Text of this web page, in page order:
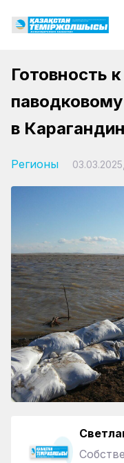
Готовность
в
Регионы